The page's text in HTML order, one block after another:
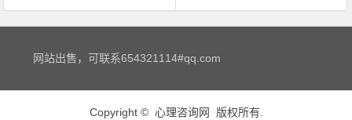
文章导航
网站出售，可联系654321114#qq.com
Copyright © 心理咨询网 版权所有.